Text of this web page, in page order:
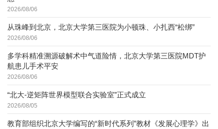
2026/08/06
从珠峰到北京，北京大学第三医院为小顿珠、小扎西“松绑”
2026/08/06
多学科精准溯源破解术中气道险情，北京大学第三医院MDT护
航患儿手术平安
2026/08/06
“北大-逆矩阵世界模型联合实验室”正式成立
2026/08/05
教育部组织北京大学编写的“新时代系列”教材《发展心理学》出